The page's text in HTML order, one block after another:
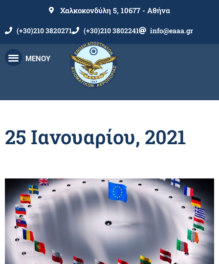
Χαλκοκονδύλη 5, 10677 - Αθήνα
(+30)210 3820271 (+30)210 3802241 info@eaaa.gr
ΜΕΝΟΥ
25 Ιανουαρίου, 2021